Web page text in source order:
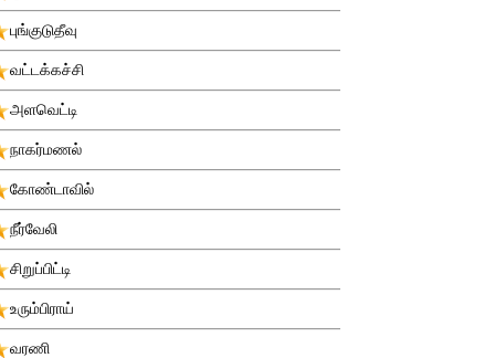
புங்குடுதீவு
வட்டக்கச்சி
அளவெட்டி
நாகர்மணல்
கோண்டாவில்
நீர்வேலி
சிறுப்பிட்டி
உரும்பிராய்
வரணி